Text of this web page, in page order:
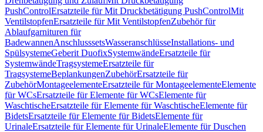
PushControlErsatzteile für Mit Druckbetätigung PushControlMit
VentilstopfenErsatzteile für Mit VentilstopfenZubehör für
Ablaufgarnituren für
BadewannenAnschlusssetsWasseranschlüsseInstallations- und
SpülsystemeGeberit DuofixSystemwändeErsatzteile für
SystemwändeTragsystemeErsatzteile für
TragsystemeBeplankungenZubehörErsatzteile für
ZubehörMontageelementeErsatzteile für MontageelementeElemente
für WCsErsatzteile für Elemente für WCsElemente für
WaschtischeErsatzteile für Elemente für WaschtischeElemente für
BidetsErsatzteile für Elemente für BidetsElemente für
UrinaleErsatzteile für Elemente für UrinaleElemente für Duschen